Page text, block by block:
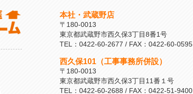
本社・武蔵野店
〒180-0013
東京都武蔵野市西久保3丁目8番1号
TEL：0422-60-2677 / FAX：0422-60-0595
西久保101（工事事務所併設）
〒180-0013
東京都武蔵野市西久保3丁目11番１号
TEL：0422-60-2688 / FAX：0422-51-9400